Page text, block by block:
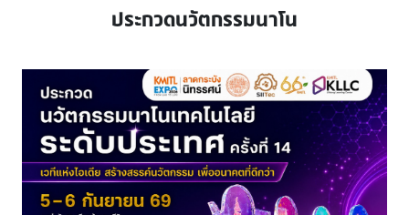
ประกวดนวัตกรรมนาโน